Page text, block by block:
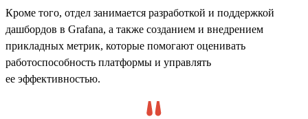
Кроме того, отдел занимается разработкой и поддержкой
дашбордов в Grafana, а также созданием и внедрением
прикладных метрик, которые помогают оценивать
работоспособность платформы и управлять
ее эффективностью.